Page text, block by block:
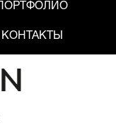
ПОРТФОЛИО
КОНТАКТЫ